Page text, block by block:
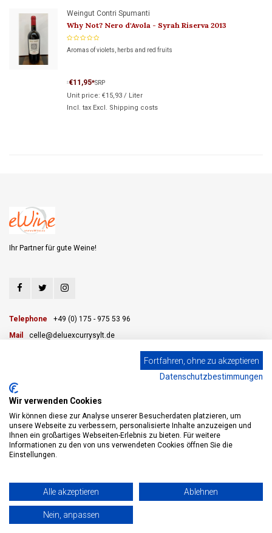
Weingut Contri Spumanti
Why Not? Nero d'Avola - Syrah Riserva 2013
Aromas of violets, herbs and red fruits
*€11,95*SRP
Unit price: €15,93 / Liter
Incl. tax Excl. Shipping costs
Ihr Partner für gute Weine!
Telephone
+49 (0) 175 - 975 53 96
Mail
celle@deluexcurrysylt.de
CUSTOMER SERVICE
CATEGORIES
MY ACCOUNT
© Copyright 2026 eWine-Your partner for good wines! - Powered by
- Theme by
Fortfahren, ohne zu akzeptieren
Datenschutzbestimmungen
Wir verwenden Cookies
Wir können diese zur Analyse unserer Besucherdaten platzieren, um
unsere Webseite zu verbessern, personalisierte Inhalte anzuzeigen und
Ihnen ein großartiges Webseiten-Erlebnis zu bieten. Für weitere
Informationen zu den von uns verwendeten Cookies öffnen Sie die
Einstellungen.
Alle akzeptieren Ablehnen
Nein, anpassen